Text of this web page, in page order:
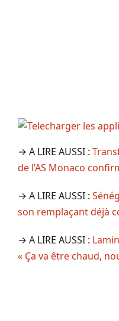
→ A LIRE AUSSI :
de l’AS Monaco
→ A LIRE AUSSI :
son remplaçant déjà
→ A LIRE AUSSI :
« Ça va être chaud,